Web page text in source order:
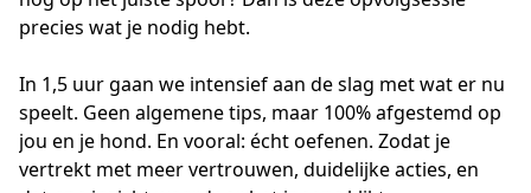
precies wat je nodig hebt.
In 1,5 uur gaan we intensief aan de slag met wat er nu
speelt. Geen algemene tips, maar 100% afgestemd op
jou en je hond. En vooral: écht oefenen. Zodat je
vertrekt met meer vertrouwen, duidelijke acties, en